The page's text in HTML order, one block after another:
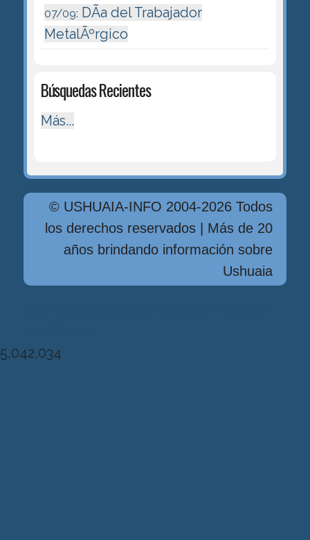
07/09: DÃ­a del Trabajador
MetalÃºrgico
Búsquedas Recientes
Más...
© USHUAIA-INFO 2004-2026 Todos
los derechos reservados | Más de 20
años brindando información sobre
Ushuaia
5,042,034